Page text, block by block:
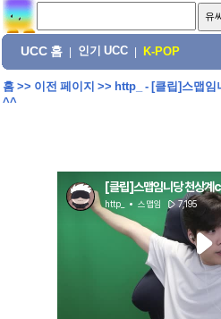
UCC 홈 인기 UCC K-POP
홈>> 이전 페이지 >> http_ - [클립]스맵임
^^